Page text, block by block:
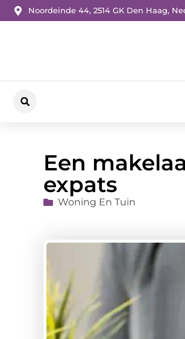
Noordeinde 44, 2514 GK Den Haag,
Een
expats
Woning En Tuin